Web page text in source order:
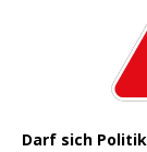
Darf sich